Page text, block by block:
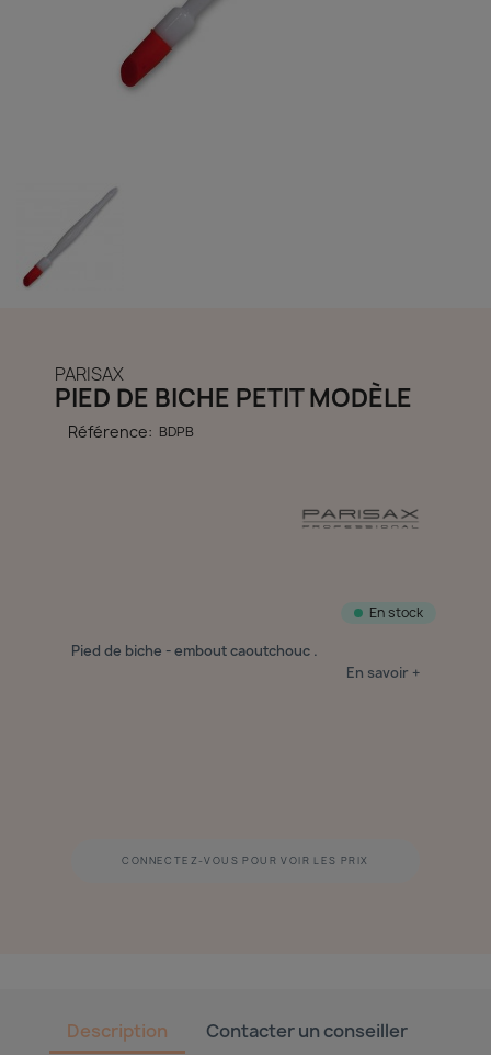
PARISAX
PIED DE BICHE PETIT MODÈLE
Référence: BDPB
En stock
Pied de biche - embout caoutchouc .
En savoir +
CONNECTEZ-VOUS POUR VOIR LES PRIX
Description
Contacter un conseiller
découvrir notre boutique et laissez-nous vous
ACCÈS COMPTE